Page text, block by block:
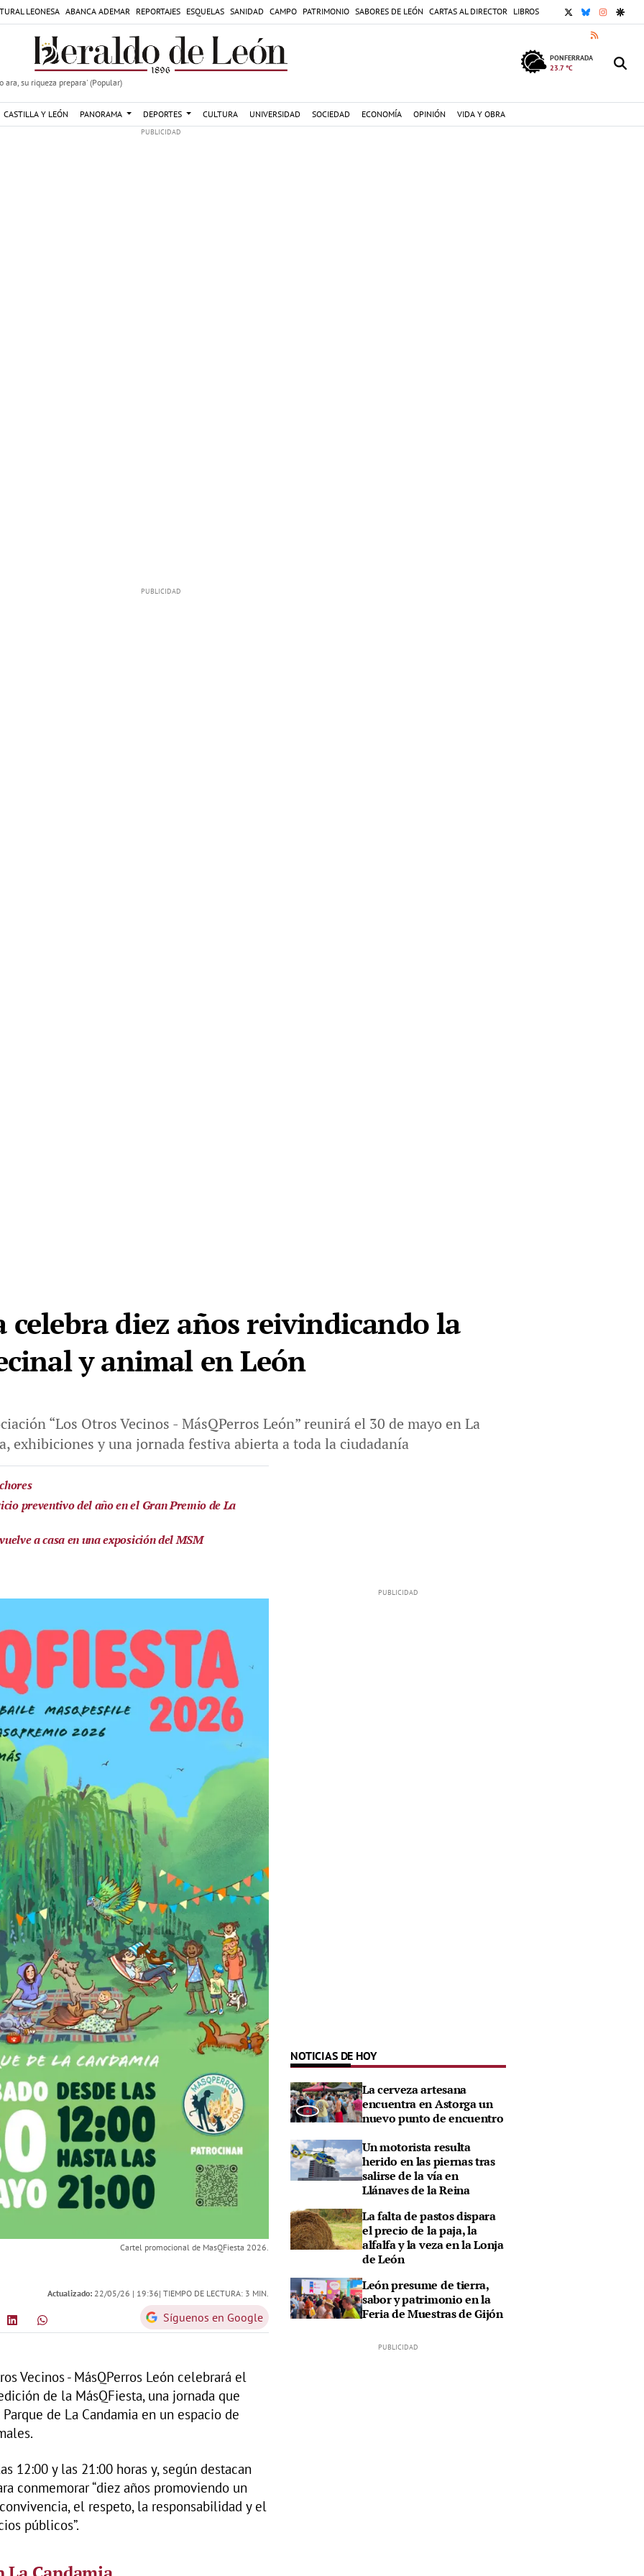
LEONESA ABANCA ADEMAR REPORTAJES ESQUELAS SANIDAD CAMPO PATRIMONIO SABORES DE LEÓN CARTAS AL DIRECTOR LIBROS X BLUESKY
RSS
ara, su riqueza prepara' (Popular)
PONFERRADA
23.7 °C
CASTILLA Y LEÓN PANORAMA DEPORTES CULTURA UNIVERSIDAD SOCIEDAD ECONOMÍA OPINIÓN VIDA Y OBRA
celebra diez años reivindicando la
y animal en León
“Los Otros Vecinos - MásQPerros León” reunirá el 30 de mayo en La
exhibiciones y una jornada festiva abierta a toda la ciudadanía
preventivo del año en el Gran Premio de La
a casa en una exposición del MSM
Cartel promocional de MasQFiesta 2026.
Actualizado: 22/05/26 | 19:36| TIEMPO DE LECTURA: 3 MIN.
Síguenos en Google
Vecinos - MásQPerros León celebrará el
de la MásQFiesta, una jornada que
de La Candamia en un espacio de
12:00 y las 21:00 horas y, según destacan
conmemorar “diez años promoviendo un
el respeto, la responsabilidad y el
públicos”.
NOTICIAS DE HOY
La cerveza artesana
encuentra en Astorga un
nuevo punto de encuentro
Un motorista resulta
herido en las piernas tras
salirse de la vía en
Llánaves de la Reina
La falta de pastos dispara
el precio de la paja, la
alfalfa y la veza en la Lonja
de León
León presume de tierra,
sabor y patrimonio en la
Feria de Muestras de Gijón